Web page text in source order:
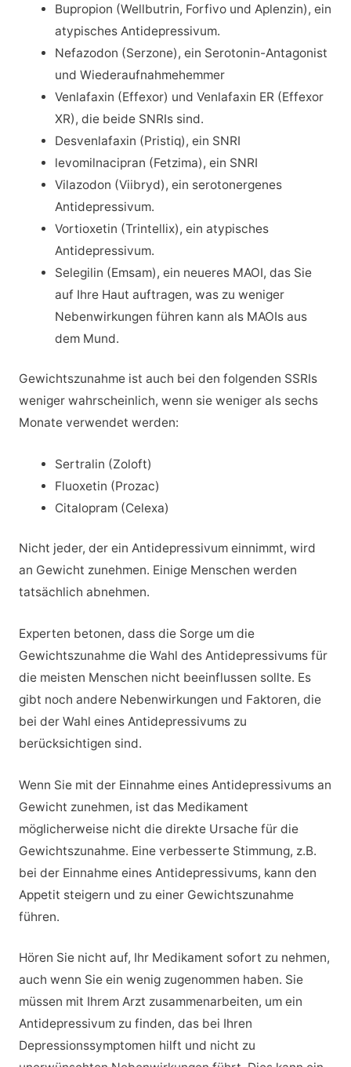
Bupropion (Wellbutrin, Forfivo und Aplenzin), ein
atypisches Antidepressivum.
Nefazodon (Serzone), ein Serotonin-Antagonist
und Wiederaufnahmehemmer
Venlafaxin (Effexor) und Venlafaxin ER (Effexor
XR), die beide SNRIs sind.
Desvenlafaxin (Pristiq), ein SNRI
levomilnacipran (Fetzima), ein SNRI
Vilazodon (Viibryd), ein serotonergenes
Antidepressivum.
Vortioxetin (Trintellix), ein atypisches
Antidepressivum.
Selegilin (Emsam), ein neueres MAOI, das Sie
auf Ihre Haut auftragen, was zu weniger
Nebenwirkungen führen kann als MAOIs aus
dem Mund.
Gewichtszunahme ist auch bei den folgenden SSRIs
weniger wahrscheinlich, wenn sie weniger als sechs
Monate verwendet werden:
Sertralin (Zoloft)
Fluoxetin (Prozac)
Citalopram (Celexa)
Nicht jeder, der ein Antidepressivum einnimmt, wird
an Gewicht zunehmen. Einige Menschen werden
tatsächlich abnehmen.
Experten betonen, dass die Sorge um die
Gewichtszunahme die Wahl des Antidepressivums für
die meisten Menschen nicht beeinflussen sollte. Es
gibt noch andere Nebenwirkungen und Faktoren, die
bei der Wahl eines Antidepressivums zu
berücksichtigen sind.
Wenn Sie mit der Einnahme eines Antidepressivums an
Gewicht zunehmen, ist das Medikament
möglicherweise nicht die direkte Ursache für die
Gewichtszunahme. Eine verbesserte Stimmung, z.B.
bei der Einnahme eines Antidepressivums, kann den
Appetit steigern und zu einer Gewichtszunahme
führen.
Hören Sie nicht auf, Ihr Medikament sofort zu nehmen,
auch wenn Sie ein wenig zugenommen haben. Sie
müssen mit Ihrem Arzt zusammenarbeiten, um ein
Antidepressivum zu finden, das bei Ihren
Depressionssymptomen hilft und nicht zu